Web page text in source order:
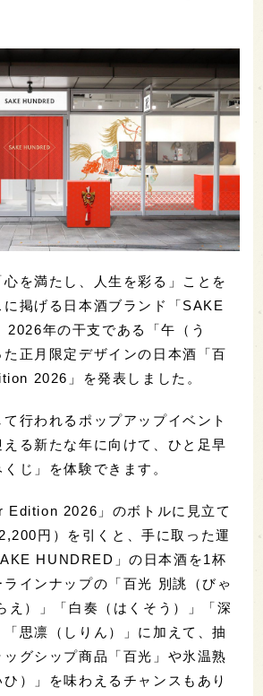
を満たし、人生を彩る」ことを
掲げる日本酒ブランド「SAKE
2026年の干支である「午（う
た正月限定デザインの日本酒「百
2026」を発表しました。
行われるポップアップイベント
る新たな年に向けて、ひと足早
じ」を体験できます。
Edition 2026」のボトルに見立て
円）を引くと、手に取った運
HUNDRED」の日本酒を1杯
インナップの「百光 別誂（びゃ
え）」「白奏（はくそう）」「深
思凛（しりん）」に加えて、抽
グシップ商品「百光」や氷温熟
）」を味わえるチャンスもあり